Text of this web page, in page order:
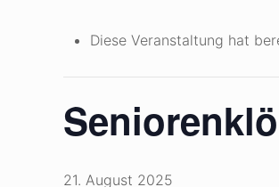
Diese Veranstaltung hat
21. August 2025